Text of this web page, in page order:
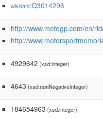
wikidata:Q3014296
http://www.motogp.com/en/
http://
4929642 (xsd:integer)
4643 (xsd:nonNegativeInteger)
184654963 (xsd:integer)